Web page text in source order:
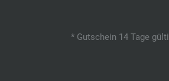
* Gutschein 14 Tage